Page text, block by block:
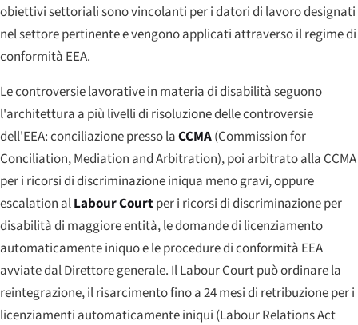
obiettivi settoriali sono vincolanti per i datori di lavoro designati
nel settore pertinente e vengono applicati attraverso il regime di
conformità EEA.
Le controversie lavorative in materia di disabilità seguono
l'architettura a più livelli di risoluzione delle controversie
dell'EEA: conciliazione presso laCCMA(Commission for
Conciliation, Mediation and Arbitration), poi arbitrato alla CCMA
per i ricorsi di discriminazione iniqua meno gravi, oppure
escalation alLabour Courtper i ricorsi di discriminazione per
disabilità di maggiore entità, le domande di licenziamento
automaticamente iniquo e le procedure di conformità EEA
avviate dal Direttore generale. IlLabour Courtpuò ordinare la
reintegrazione, il risarcimento fino a 24 mesi di retribuzione per i
licenziamenti automaticamente iniqui (Labour Relations Act